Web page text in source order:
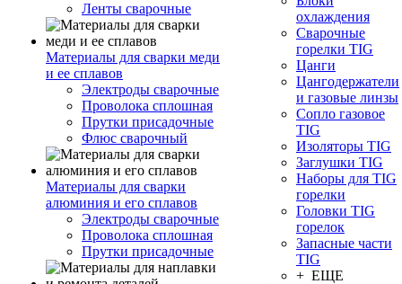
Ленты сварочные
Материалы для сварки меди
и ее сплавов
Электроды сварочные
Проволока сплошная
Прутки присадочные
Флюс сварочный
Материалы для сварки
алюминия и его сплавов
Электроды сварочные
Проволока сплошная
Прутки присадочные
охлаждения
Сварочные
горелки TIG
Цанги
Цангодержатели
и газовые линзы
Сопло газовое
TIG
Изоляторы TIG
Заглушки TIG
Наборы для TIG
горелки
Головки TIG
горелок
Запасные части
TIG
+ ЕЩЕ